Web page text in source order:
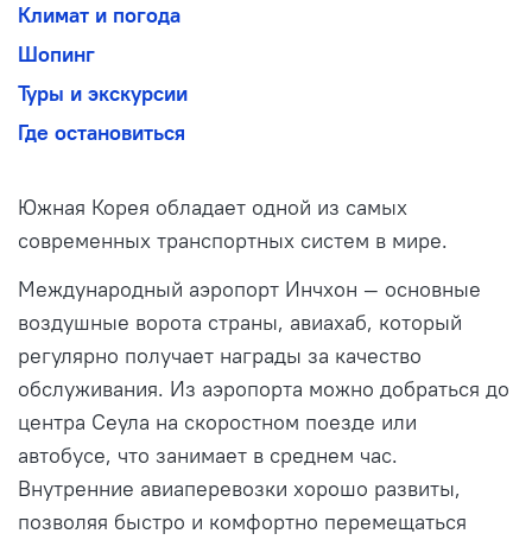
Климат и погода
Шопинг
Туры и экскурсии
Где остановиться
Южная Корея обладает одной из самых
современных транспортных систем в мире.
Международный аэропорт Инчхон — основные
воздушные ворота страны, авиахаб, который
регулярно получает награды за качество
обслуживания. Из аэропорта можно добраться до
центра Сеула на скоростном поезде или
автобусе, что занимает в среднем час.
Внутренние авиаперевозки хорошо развиты,
позволяя быстро и комфортно перемещаться